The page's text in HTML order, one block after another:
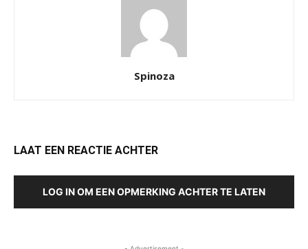
Spinoza
LAAT EEN REACTIE ACHTER
LOG IN OM EEN OPMERKING ACHTER TE LATEN